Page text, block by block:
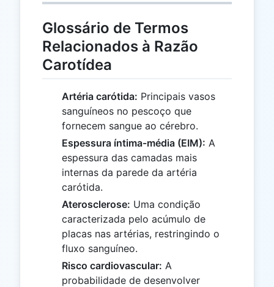
Glossário de Termos
Relacionados à Razão
Carotídea
Artéria carótida: Principais vasos
sanguíneos no pescoço que
fornecem sangue ao cérebro.
Espessura íntima-média (EIM): A
espessura das camadas mais
internas da parede da artéria
carótida.
Aterosclerose: Uma condição
caracterizada pelo acúmulo de
placas nas artérias, restringindo o
fluxo sanguíneo.
Risco cardiovascular: A
probabilidade de desenvolver